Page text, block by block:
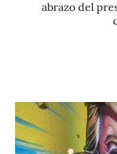
abrazo del